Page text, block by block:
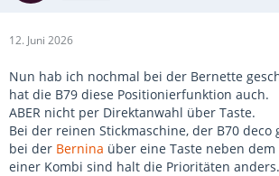
12. Juni 2026
Nun hab ich nochmal bei der Bernette
hat die B79 diese Positionierfunktion auch.
ABER nicht per Direktanwahl über Taste.
Bei der reinen Stickmaschine, der B70 deco
bei der Bernina über eine Taste neben dem
einer Kombi sind halt die Prioritäten